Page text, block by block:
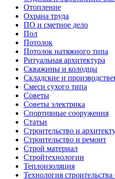
Отопление
Охрана труда
ПО и сметное дело
Пол
Потолок
Потолок натяжного типа
Ритуальная архитектура
Скважины и колодцы
Складские и
Смеси сухого типа
Советы
Советы электрика
Спортивные сооружения
Статьи
Строительство и
Строительство и ремонт
Строй материал
Стройтехнологии
Теплоизоляция
Технология